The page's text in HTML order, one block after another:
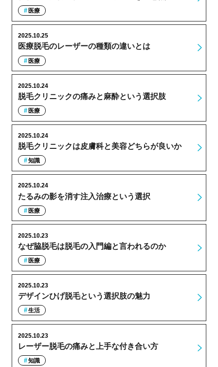
医療
医療脱毛のレーザーの種類の違いとは
2025.10.25
医療
脱毛クリニックの痛みと麻酔という選択肢
2025.10.24
医療
脱毛クリニックは皮膚科と美容どちらが良いか
2025.10.24
知識
たるみの影を消す注入治療という選択
2025.10.24
医療
なぜ脇脱毛は脱毛の入門編と言われるのか
2025.10.23
医療
デザインひげ脱毛という選択肢の魅力
2025.10.23
生活
レーザー脱毛の痛みと上手な付き合い方
2025.10.23
知識